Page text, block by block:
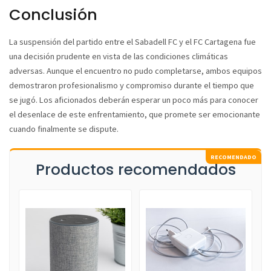
Conclusión
La suspensión del partido entre el Sabadell FC y el FC Cartagena fue
una decisión prudente en vista de las condiciones climáticas
adversas. Aunque el encuentro no pudo completarse, ambos equipos
demostraron profesionalismo y compromiso durante el tiempo que
se jugó. Los aficionados deberán esperar un poco más para conocer
el desenlace de este enfrentamiento, que promete ser emocionante
cuando finalmente se dispute.
Productos recomendados